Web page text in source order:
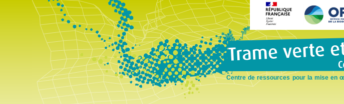
au
Centre de ressources pour la mise en